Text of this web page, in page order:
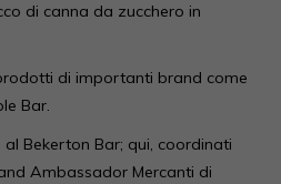
di canna da zucchero in
di importanti brand come
Bar.
Bekerton Bar; qui, coordinati
Ambassador Mercanti di